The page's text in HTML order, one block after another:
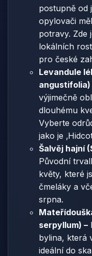
postupně od
opylovači
potravy. Zde
lokálních
pro české
Levandule
angustifolia)
výjimečně
dlouhému
Vyberte
jako je
Šalvěj hajní
Původní
květy, které
čmeláky a
srpna.
serpyllum) –
bylina, která
ideální do